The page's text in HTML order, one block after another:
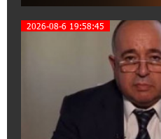
Москва–Баку:
сохраняются. А
18:04:39 13-07-2026
День
IDBank
17:07:36 11-07-2026
2026-08-6 19:58:45